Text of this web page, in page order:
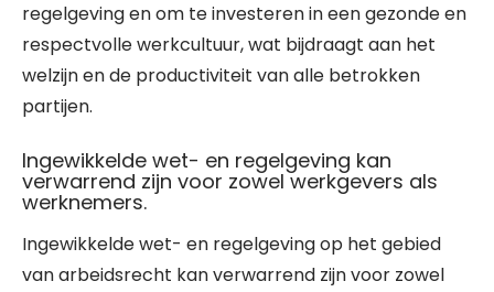
regelgeving en om te investeren in een gezonde en
respectvolle werkcultuur, wat bijdraagt aan het
welzijn en de productiviteit van alle betrokken
partijen.
Ingewikkelde wet- en regelgeving kan
verwarrend zijn voor zowel werkgevers als
werknemers.
Ingewikkelde wet- en regelgeving op het gebied
van arbeidsrecht kan verwarrend zijn voor zowel